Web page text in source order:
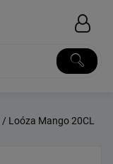
/ Loóza Mango 20CL